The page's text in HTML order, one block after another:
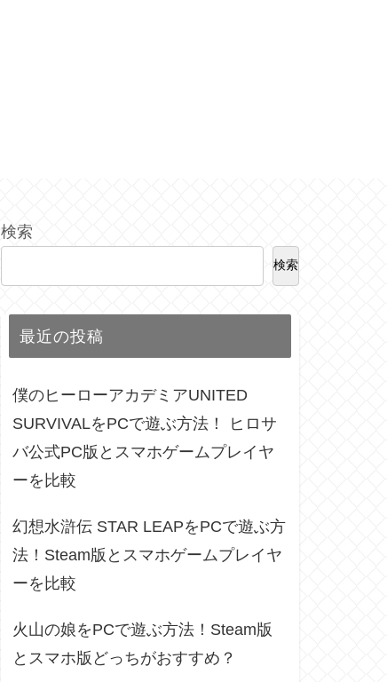
検索
検索
最近の投稿
僕のヒーローアカデミアUNITED
SURVIVALをPCで遊ぶ方法！ ヒロサ
バ公式PC版とスマホゲームプレイヤ
ーを比較
幻想水滸伝 STAR LEAPをPCで遊ぶ方
法！Steam版とスマホゲームプレイヤ
ーを比較
火山の娘をPCで遊ぶ方法！Steam版
とスマホ版どっちがおすすめ？